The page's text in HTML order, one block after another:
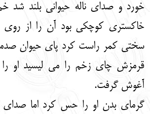
خورد و صدای ناله حیوانی بلند شد
خاکستری کوچکی بود آن را از روی
سختی کمر راست کرد پای حیوان صدمه
قرمزش چای زخم را می لیسید او
آغوش گرفت.
گرمای بدن او را حس کرد اما صدای